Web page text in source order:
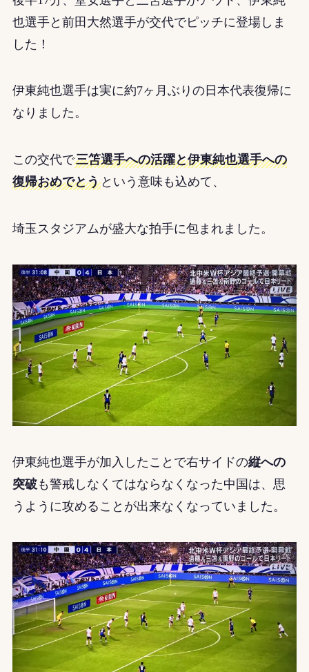
也選手と前田大然選手が交代でピッチに登場しま
した！
伊東純也選手は実に約7ヶ月ぶりの日本代表復帰に
なりました。
この交代で三笘選手への活躍と伊東純也選手への
復帰おめでとうという意味も込めて、
埼玉スタジアムが盛大な拍手に包まれました。
伊東純也選手が加入したことで右サイドの縦への
突破も警戒しなくてはならなくなった中国は、思
うように攻めることが出来なくなっていました。